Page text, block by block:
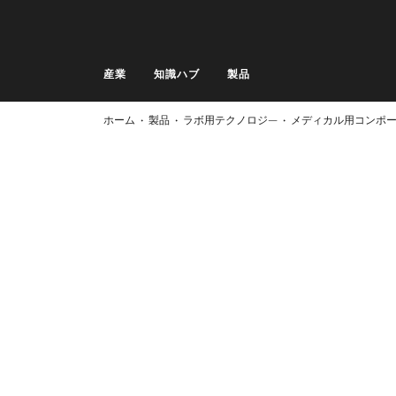
産業 知識ハブ 製品
産業
ホーム 製品 ラボ用テクノロジ― メディカル用コンポ